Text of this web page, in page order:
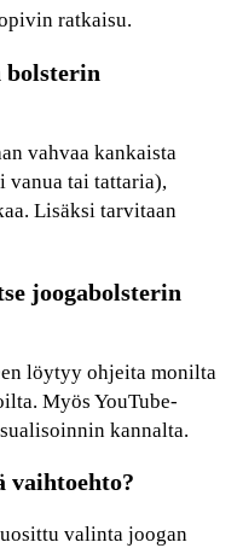
ratkaisu.
vahvaa kankaista
vanua tai tattaria),
Lisäksi tarvitaan
joogabolsterin
löytyy ohjeita monilta
Myös YouTube-
kannalta.
vaihtoehto?
valinta joogan